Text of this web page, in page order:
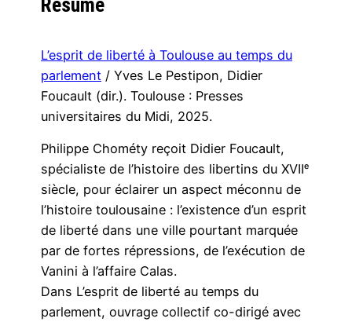
L’esprit de liberté à Toulouse au temps du
parlement / Yves Le Pestipon, Didier
Foucault (dir.). Toulouse : Presses
universitaires du Midi, 2025.
Philippe Chométy reçoit Didier Foucault,
spécialiste de l’histoire des libertins du XVIIᵉ
siècle, pour éclairer un aspect méconnu de
l’histoire toulousaine : l’existence d’un esprit
de liberté dans une ville pourtant marquée
par de fortes répressions, de l’exécution de
Vanini à l’affaire Calas.
Dans L’esprit de liberté au temps du
parlement, ouvrage collectif co-dirigé avec